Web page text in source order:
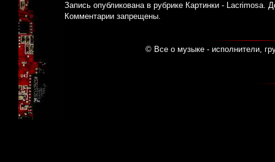
Запись опубликована в рубрике Картинки - Lacrimosa.
Комментарии запрещены.
© Все о музыке - исполнители,